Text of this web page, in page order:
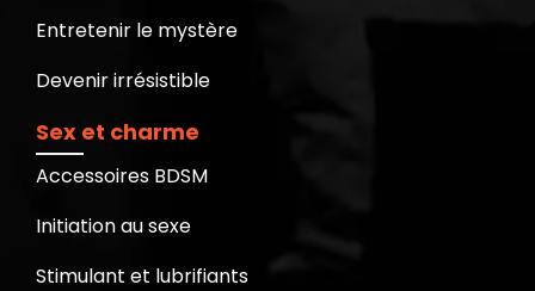
Entretenir le mystère
Devenir irrésistible
Sex et charme
Accessoires BDSM
Initiation au sexe
Stimulant et lubrifiants